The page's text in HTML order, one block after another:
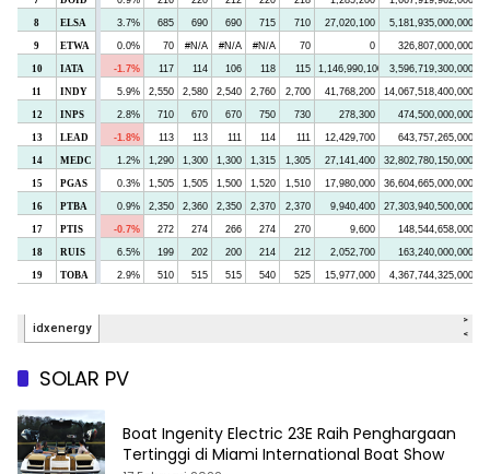
SOLAR PV
Boat Ingenity Electric 23E Raih Penghargaan
Tertinggi di Miami International Boat Show